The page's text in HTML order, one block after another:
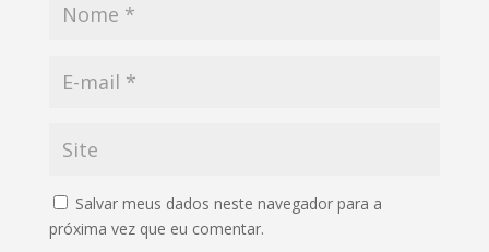
Salvar meus dados neste navegador para a
próxima vez que eu comentar.